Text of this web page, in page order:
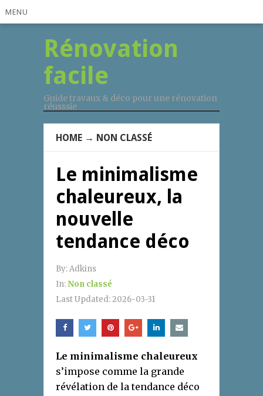
MENU
Rénovation
facile
Guide travaux & déco pour une rénovation
réusssie
HOME → NON CLASSÉ
Le minimalisme
chaleureux, la
nouvelle
tendance déco
By:Adkins
In:Non classé
Last Updated:2026-03-31
Le minimalisme chaleureux
s’impose comme la grande
révélation de la tendance déco